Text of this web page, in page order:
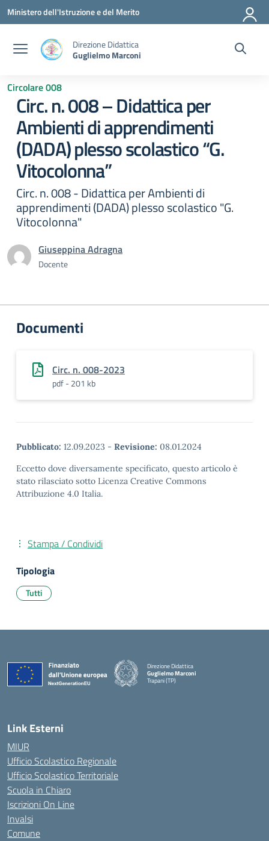
Vai ai contenuti
Vai al menu di navigazione
Vai al footer
Ministero dell'Istruzione e del Merito
Direzione Didattica
Guglielmo Marconi
Circolare 008
Circ. n. 008 – Didattica per
Ambienti di apprendimenti
(DADA) plesso scolastico “G.
Vitocolonna”
Circ. n. 008 - Didattica per Ambienti di
apprendimenti (DADA) plesso scolastico "G.
Vitocolonna"
Giuseppina Adragna
Docente
Documenti
Circ. n. 008-2023
pdf - 201 kb
Pubblicato: 12.09.2023 - Revisione: 08.01.2024
Eccetto dove diversamente specificato, questo articolo è
stato rilasciato sotto Licenza Creative Commons
Attribuzione 4.0 Italia.
Stampa / Condividi
Tipologia
Tutti
Direzione Didattica
Guglielmo Marconi
Trapani (TP)
Link Esterni
MIUR
Ufficio Scolastico Regionale
Ufficio Scolastico Territoriale
Scuola in Chiaro
Iscrizioni On Line
Invalsi
Comune